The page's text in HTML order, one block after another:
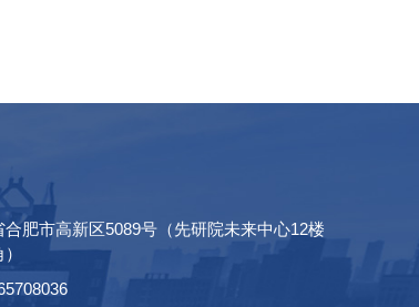
合肥市高新区5089号（先研院未来中心12楼